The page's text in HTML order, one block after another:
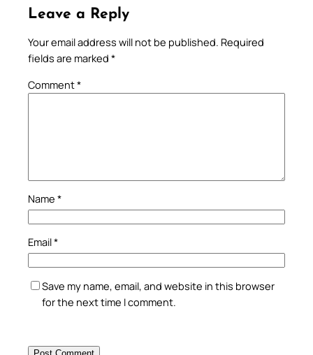
Leave a Reply
Your email address will not be published. Required
fields are marked *
Comment*
Name *
Email*
Save my name, email, and website in this browser
for the next time I comment.